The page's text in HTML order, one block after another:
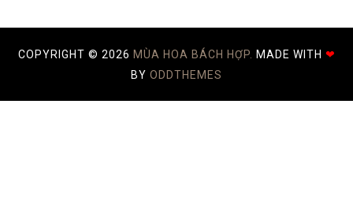
COPYRIGHT © 2026 MÙA HOA BÁCH HỢP. MADE WITH ❤
BY ODDTHEMES